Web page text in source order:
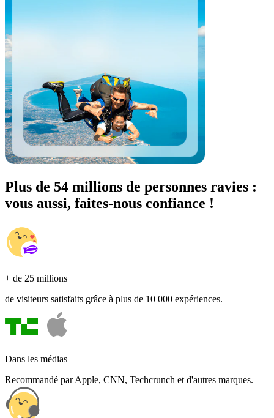
Plus de 54 millions de personnes ravies :
vous aussi, faites-nous confiance !
+ de 25 millions
de visiteurs satisfaits grâce à plus de 10 000 expériences.
Dans les médias
Recommandé par Apple, CNN, Techcrunch et d'autres marques.